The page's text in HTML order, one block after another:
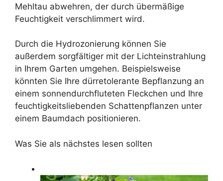
Mehltau abwehren, der durch übermäßige
Feuchtigkeit verschlimmert wird.
Durch die Hydrozonierung können Sie
außerdem sorgfältiger mit der Lichteinstrahlung
in Ihrem Garten umgehen. Beispielsweise
könnten Sie Ihre dürretolerante Bepflanzung an
einem sonnendurchfluteten Fleckchen und Ihre
feuchtigkeitsliebenden Schattenpflanzen unter
einem Baumdach positionieren.
Was Sie als nächstes lesen sollten